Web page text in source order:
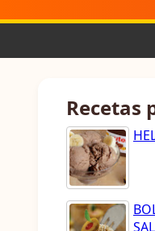
Recetas